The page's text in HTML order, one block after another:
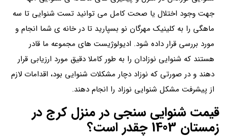
جهت وجود اختلال یا صحت کامل می توانید تست شنوایی تا سه
ماهگی را به کلینیک مهرگان نو بسپارید تا در خانه ی شما انجام و
مورد بررسی قرار داده شود. ادیولوژیست های مجموعه ما قادر
هستند که شنوایی نوزادان را به طور کاملا دقیق مورد ارزیابی قرار
دهند و در صورتی که نوزاد دچار مشکلات شنوایی بود، اقدامات لازم
از پیشرفت مشکل شنوایی نوزاد را انجام دهند.
قیمت شنوایی سنجی در منزل کرج در
زمستان 1403 چقدر است؟